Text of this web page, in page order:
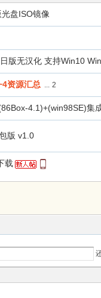
盘ISO镜像
版无汉化 支持Win10
资源汇总 ... 2
4.1)+(win98SE)集
版 v1.0
载